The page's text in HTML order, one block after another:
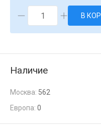
В
Наличие
Москва: 562
Европа: 0